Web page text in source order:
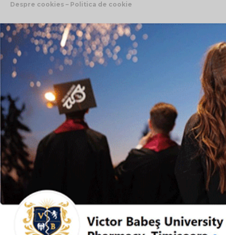
Despre cookies – Politica de cookie